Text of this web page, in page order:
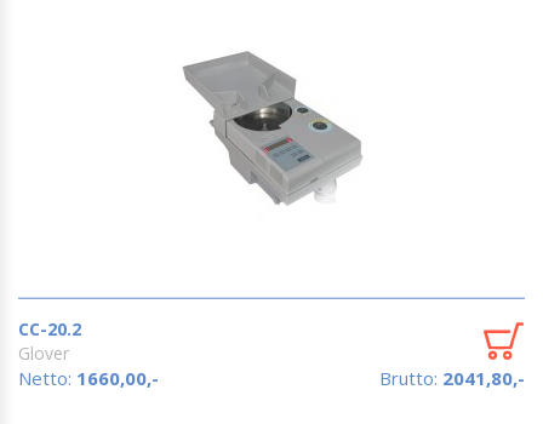
CC-20.2
Glover
Netto: 1660,00,- Brutto: 2041,80,-